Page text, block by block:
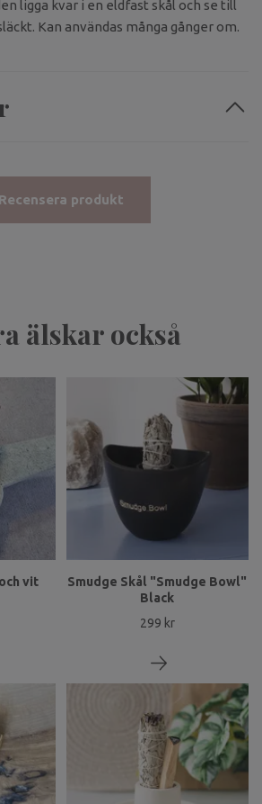
ligga kvar i en eldfast skål och se till
Kan användas många gånger om.
Recensera produkt
älskar också
vit
Smudge Skål "Smudge Bowl"
Black
299 kr